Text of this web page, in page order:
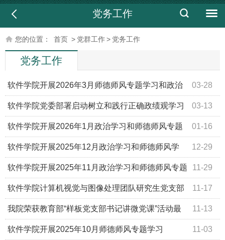
党务工作
您的位置： 首页 > 党群工作> 党务工作
党务工作
03-28
软件学院开展2026年3月师德师风专题学习和政治
学习 03-13
软件学院党委部署启动树立和践行正确政绩观学习
教育 01-16
软件学院开展2026年1月政治学习和师德师风专题
学习 12-29
软件学院开展2025年12月政治学习和师德师风学
习 11-29
软件学院开展2025年11月政治学习和师德师风专题
学习 11-17
软件学院计算机视觉与图像处理团队研究生党支部
参加“赣安联”党建联学共建活动 11-13
我院荣获教育部“样板党支部书记讲微党课”活动最
佳微党课 11-03
软件学院开展2025年10月师德师风专题学习